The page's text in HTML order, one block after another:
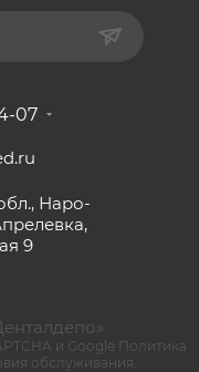
07
Наро-
9
и Google Политика
обслуживания